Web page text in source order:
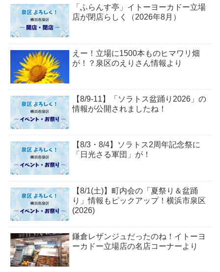
「ふらんす亭」イトーヨーカドー立場
店が閉店らしく（2026年8月）
えー！立場に1500本ものヒマワリ畑
が！？泉区のえりさん情報より
【8/9-11】「ソラトス盆踊り2026」の
情報が公開されましたね！
【8/3・8/4】ソラトス2周年記念祭に
「日光さる軍団」が！
【8/1(土)】町内会の「夏祭り＆盆踊
り」情報もピックアップ！横浜市泉区
(2026)
鎌倉レザンジュだったのね！イトーヨ
ーカドー立場店の名店コーナーより